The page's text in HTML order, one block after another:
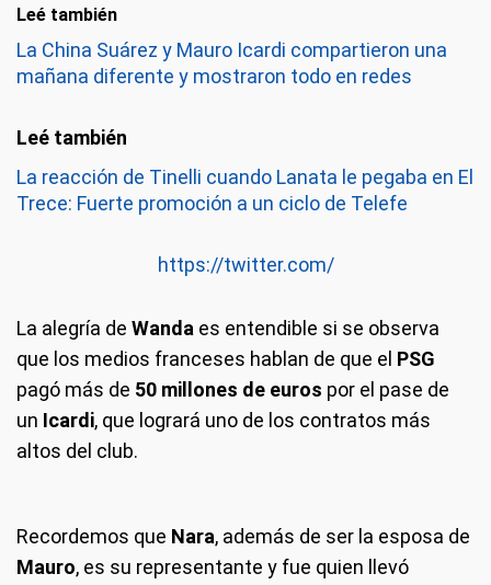
Leé también
La China Suárez y Mauro Icardi compartieron una
mañana diferente y mostraron todo en redes
La reacción de Tinelli cuando Lanata le pegaba en El
Trece: Fuerte promoción a un ciclo de Telefe
https://twitter.com/
La alegría de Wanda es entendible si se observa
que los medios franceses hablan de que el PSG
pagó más de 50 millones de euros por el pase de
un Icardi, que logrará uno de los contratos más
altos del club.
Recordemos que Nara, además de ser la esposa de
Mauro, es su representante y fue quien llevó